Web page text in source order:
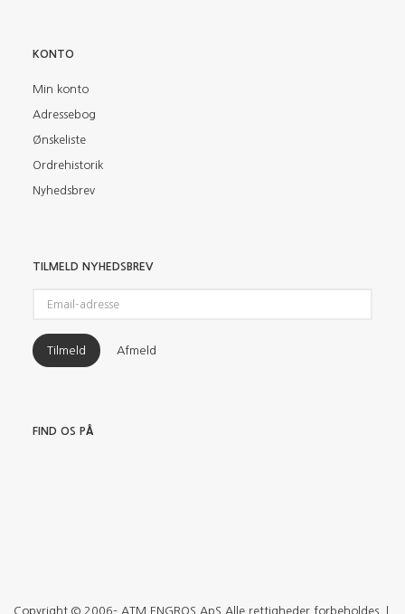
KONTO
Min konto
Adressebog
Ønskeliste
Ordrehistorik
Nyhedsbrev
TILMELD NYHEDSBREV
adresse
Tilmeld Afmeld
FIND OS PÅ
Copyright © 2006– ATM ENGROS ApS Alle rettigheder forbeholdes. |